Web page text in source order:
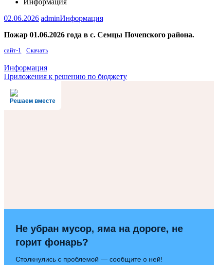
02.06.2026 adminИнформация
Пожар 01.06.2026 года в с. Семцы Почепского района.
сайт-1 Скачать
Навигация
по
записям
Информация
Приложения к решению по бюджету
Решаем вместе
Не убран мусор, яма на дороге, не
горит фонарь?
Столкнулись с проблемой — сообщите о ней!